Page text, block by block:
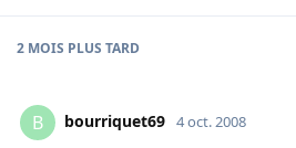
2 MOIS PLUS TARD
B bourriquet69 4 oct. 2008